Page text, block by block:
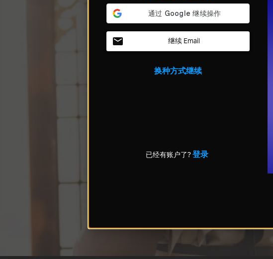
继续 Email
换种方式继续
已经有账户了?登录